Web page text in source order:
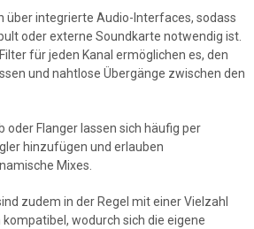
über integrierte Audio-Interfaces, sodass
oder externe Soundkarte notwendig ist.
für jeden Kanal ermöglichen es, den
und nahtlose Übergänge zwischen den
oder Flanger lassen sich häufig per
hinzufügen und erlauben
Mixes.
zudem in der Regel mit einer Vielzahl
wodurch sich die eigene